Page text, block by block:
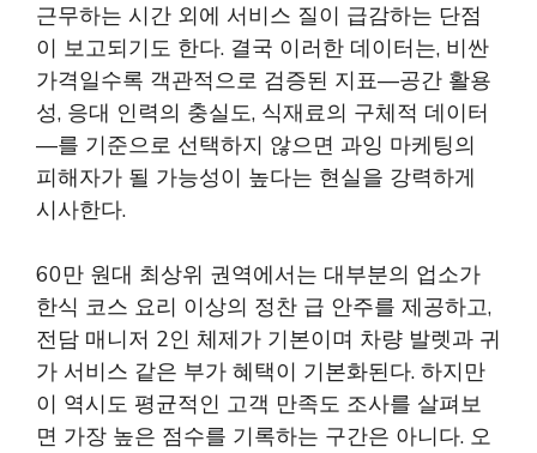
근무하는 시간 외에 서비스 질이 급감하는 단점
이 보고되기도 한다. 결국 이러한 데이터는, 비싼
가격일수록 객관적으로 검증된 지표—공간 활용
성, 응대 인력의 충실도, 식재료의 구체적 데이터
—를 기준으로 선택하지 않으면 과잉 마케팅의
피해자가 될 가능성이 높다는 현실을 강력하게
시사한다.
60만 원대 최상위 권역에서는 대부분의 업소가
한식 코스 요리 이상의 정찬 급 안주를 제공하고,
전담 매니저 2인 체제가 기본이며 차량 발렛과 귀
가 서비스 같은 부가 혜택이 기본화된다. 하지만
이 역시도 평균적인 고객 만족도 조사를 살펴보
면 가장 높은 점수를 기록하는 구간은 아니다. 오